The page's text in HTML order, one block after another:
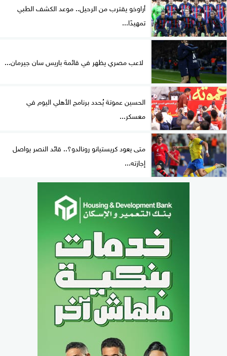
أراوخو يقترب من الرحيل.. موعد الكشف الطبي
تمهيدًا...
لاعب مصري يظهر في قائمة باريس سان جيرمان...
الحسين عموتة يُحدد برنامج الأهلي اليوم في
معسكر...
متى يعود كريستيانو رونالدو؟.. قائد النصر يواصل
إجازته...